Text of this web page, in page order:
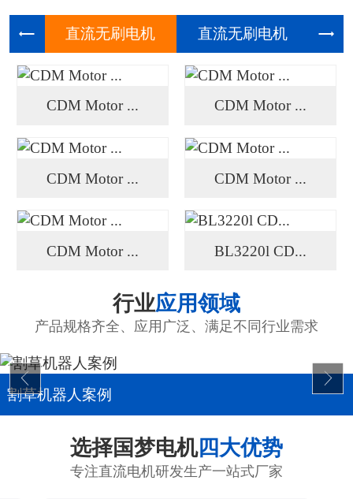
直流无刷 直流无刷 高压
CDM Motor ... CDM Motor ...
CDM Motor ... CDM Motor ...
CDM Motor ... BL3220l CD...
行业应用领域
产品规格齐全、应用广泛、满足不同行业需求
割草机器人案例
选择国梦电机四大优势
专注直流电机研发生产一站式厂家